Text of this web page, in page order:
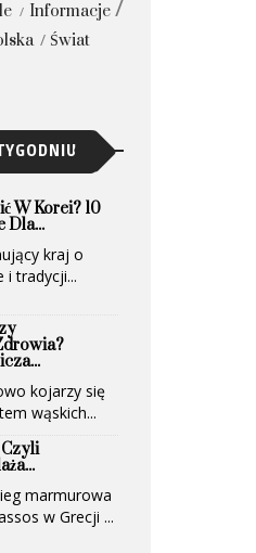
Informacje
Świat
W Korei? 10
Dla...
kraj o
i tradycji...
kojarzy się
wąskich...
marmurowa
w Grecji ...